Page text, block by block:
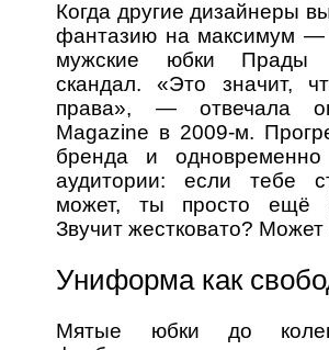
Когда другие дизайнеры
фантазию на максимум
мужские юбки Прады
скандал. «Это значит,
права», — отвечала
Magazine в 2009-м.
бренда и
аудитории: если тебе
может, ты просто ещё
Звучит жестковато? Может
Униформа как
Мятые юбки до